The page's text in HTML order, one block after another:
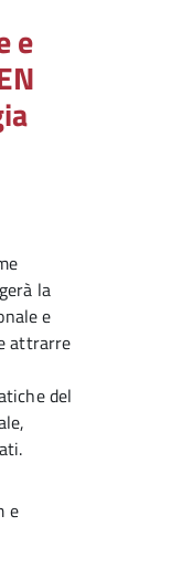
e
la
e
attrarre
del
e